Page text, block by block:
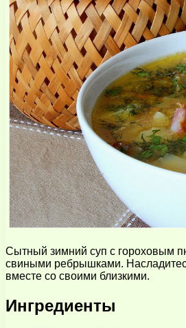
Сытный зимний суп с гороховым
свиными ребрышками.
вместе со своими близкими.
Ингредиенты